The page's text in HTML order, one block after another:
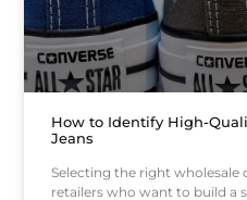
How to Identify High-
Jeans
Selecting the right wholesale
retailers who want to build a